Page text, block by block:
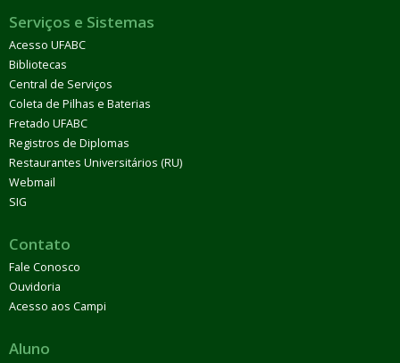
Serviços e Sistemas
Acesso UFABC
Bibliotecas
Central de Serviços
Coleta de Pilhas e Baterias
Fretado UFABC
Registros de Diplomas
Restaurantes Universitários (RU)
Webmail
SIG
Contato
Fale Conosco
Ouvidoria
Acesso aos Campi
Aluno